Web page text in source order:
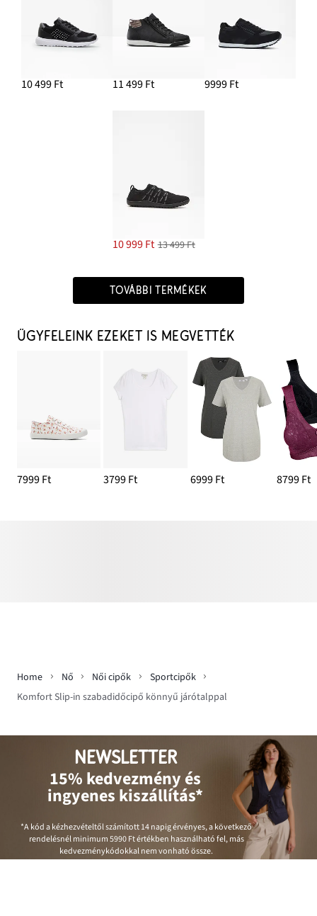
10 499 Ft 11 499 Ft 9999 Ft
10 999 Ft 13 499 Ft
TOVÁBBI TERMÉKEK
ÜGYFELEINK EZEKET IS MEGVETTÉK
7999 Ft 3799 Ft 6999 Ft 8799 Ft
Home Nő Női cipők
Sportcipők
Komfort Slip-in szabadidőcipő könnyű járótalppal
NEWSLETTER
15% kedvezmény és
ingyenes kiszállítás*
*A kód a kézhezvételtől számított 14 napig érvényes, a következő
rendelésnél minimum5990 Ftértékben használható fel, más
kedvezménykódokkal nem vonható össze.